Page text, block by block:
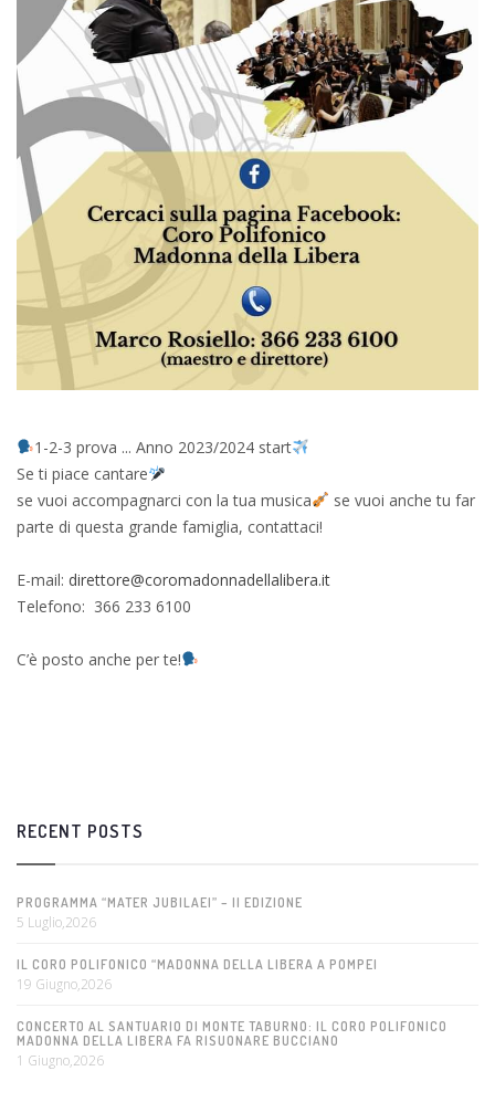
1-2-3 prova ... Anno 2023/2024 start
Se ti piace cantare
se vuoi accompagnarci con la tua musica
se vuoi anche tu far
parte di questa grande famiglia, contattaci!
E-mail: direttore@coromadonnadellalibera.it
Telefono: 366 233 6100
C’è posto anche per te!
RECENT POSTS
PROGRAMMA “MATER JUBILAEI” – II EDIZIONE
5 Luglio,2026
IL CORO POLIFONICO “MADONNA DELLA LIBERA A POMPEI
19 Giugno,2026
CONCERTO AL SANTUARIO DI MONTE TABURNO: IL CORO POLIFONICO
MADONNA DELLA LIBERA FA RISUONARE BUCCIANO
1 Giugno,2026